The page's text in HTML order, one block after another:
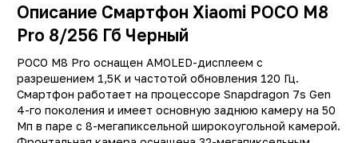
Описание Смартфон Xiaomi POCO M8
Pro 8/256 Гб Черный
POCO M8 Pro оснащен AMOLED-дисплеем с
разрешением 1,5K и частотой обновления 120 Гц.
Смартфон работает на процессоре Snapdragon 7s Gen
4-го поколения и имеет основную заднюю камеру на 50
Мп в паре с 8-мегапиксельной широкоугольной камерой.